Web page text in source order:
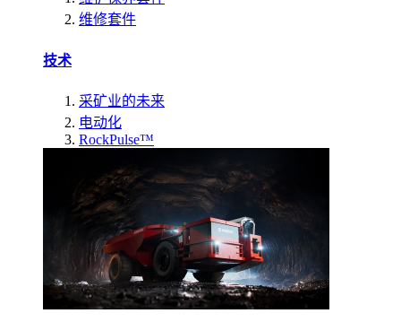
维修套件
技术
采矿业的未来
电动化
RockPulse™